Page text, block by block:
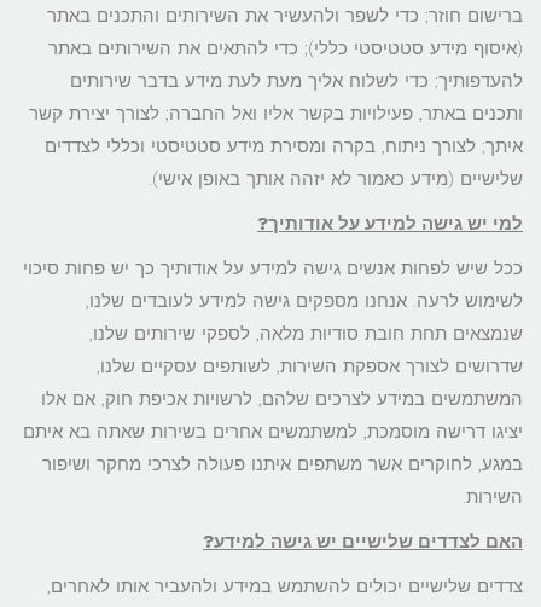
ברישום חוזר; כדי לשפר ולהעשיר את השירותים והתכנים באתר
(איסוף מידע סטטיסטי כללי); כדי להתאים את השירותים באתר
להעדפותיך; כדי לשלוח אליך מעת לעת מידע בדבר שירותים
ותכנים באתר, פעילויות בקשר אליו ואל החברה; לצורך יצירת קשר
איתך; לצורך ניתוח, בקרה ומסירת מידע סטטיסטי וכללי לצדדים
שלישיים (מידע כאמור לא יזהה אותך באופן אישי).
למי יש גישה למידע על אודותיך?
ככל שיש לפחות אנשים גישה למידע על אודותיך כך יש פחות סיכוי
לשימוש לרעה. אנחנו מספקים גישה למידע לעובדים שלנו,
שנמצאים תחת חובת סודיות מלאה, לספקי שירותים שלנו,
שדרושים לצורך אספקת השירות, לשותפים עסקיים שלנו,
המשתמשים במידע לצרכים שלהם, לרשויות אכיפת חוק, אם אלו
יציגו דרישה מוסמכת, למשתמשים אחרים בשירות שאתה בא איתם
במגע, לחוקרים אשר משתפים איתנו פעולה לצרכי מחקר ושיפור
השירות.
האם לצדדים שלישיים יש גישה למידע?
צדדים שלישיים יכולים להשתמש במידע ולהעביר אותו לאחרים,